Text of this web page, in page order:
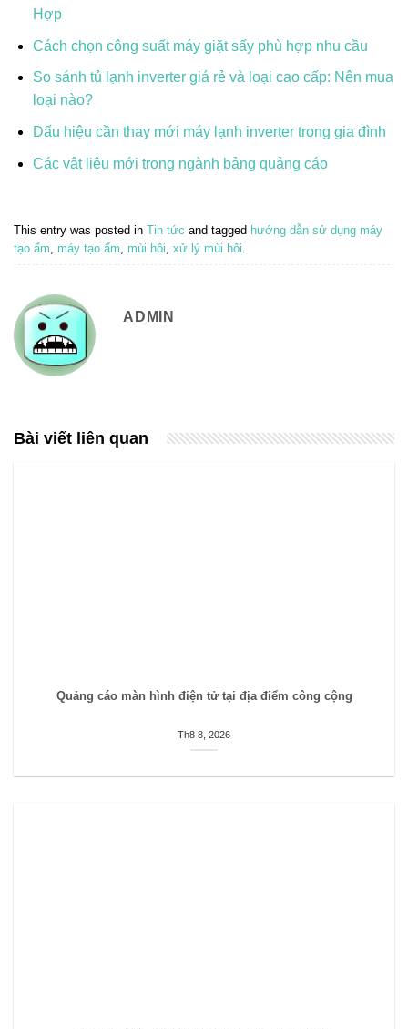
Hợp
Cách chọn công suất máy giặt sấy phù hợp nhu cầu
So sánh tủ lạnh inverter giá rẻ và loại cao cấp: Nên mua
loại nào?
Dấu hiệu cần thay mới máy lạnh inverter trong gia đình
Các vật liệu mới trong ngành bảng quảng cáo
This entry was posted in Tin tức and tagged hướng dẫn sử dụng máy
tạo ẩm
máy tạo ẩm mùi hôi xử lý mùi hôi
ADMIN
Bài viết liên quan
Quảng cáo màn hình điện tử tại địa điểm công cộng
Th8 8, 2026